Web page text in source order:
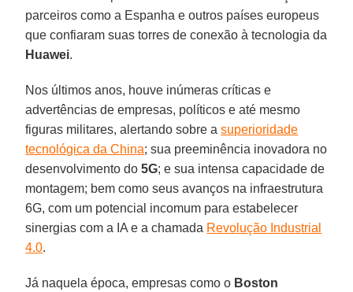
parceiros como a Espanha e outros países europeus
que confiaram suas torres de conexão à tecnologia da
Huawei.
Nos últimos anos, houve inúmeras críticas e
advertências de empresas, políticos e até mesmo
figuras militares, alertando sobre asuperioridade
tecnológica da China; sua preeminência inovadora no
desenvolvimento do5G; e sua intensa capacidade de
montagem; bem como seus avanços na infraestrutura
6G, com um potencial incomum para estabelecer
sinergias com a IA e a chamada Revolução Industrial
4.0.
Já naquela época, empresas como o Boston